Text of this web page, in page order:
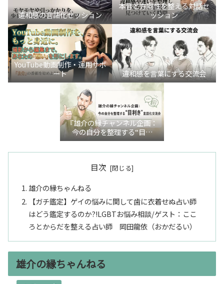
違和感の言語化セッション
本音と方向性を整える対話セ
ッション
YouTube動画制作・運用サポ
ート
違和感を言葉にする交流会
『雄介の縁チャンネル企画：
今の自分を整理する“目利
き”言語化交流会』
目次
雄介の縁ちゃんねる
【ガチ鑑定】ゲイの悩みに関して歯に衣着せぬ占い師
はどう鑑定するのか?!LGBTお悩み相談/ゲスト：ここ
ろとからだを整える占い師 岡田龍依（おかだるい）
雄介の縁ちゃんねる